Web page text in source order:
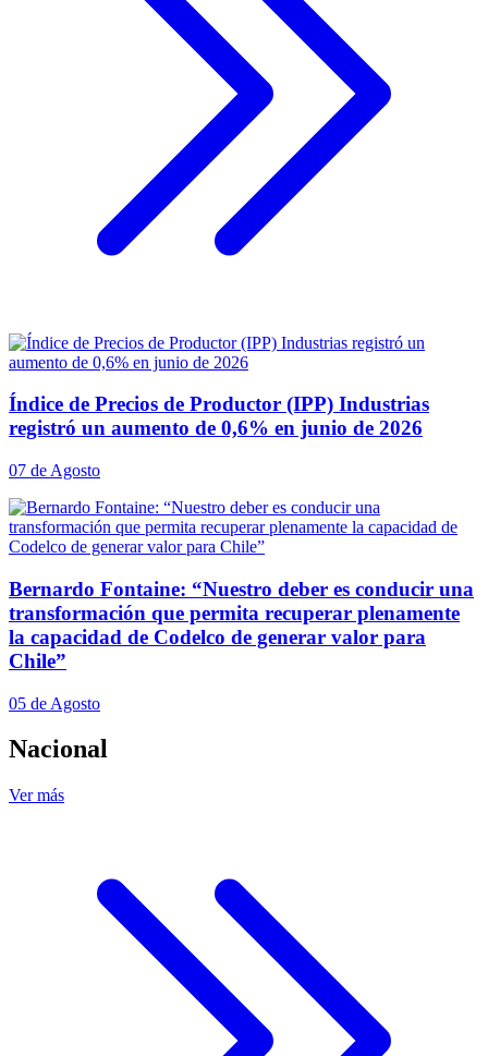
Índice de Precios de Productor (IPP) Industrias
registró un aumento de 0,6% en junio de 2026
07 de Agosto
Bernardo Fontaine: “Nuestro deber es conducir una
transformación que permita recuperar plenamente
la capacidad de Codelco de generar valor para
Chile”
05 de Agosto
Nacional
Ver más